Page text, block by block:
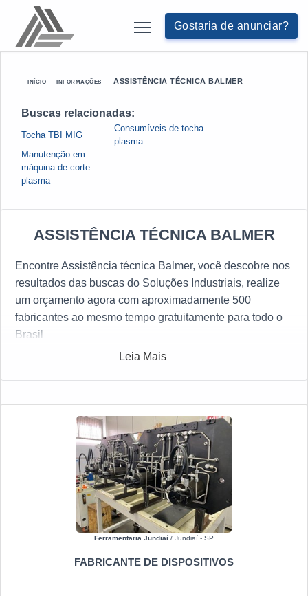
Gostaria de anunciar?
INÍCIO INFORMAÇÕES ASSISTÊNCIA TÉCNICA BALMER
Buscas relacionadas:
Tocha TBI MIG
Consumíveis de tocha
plasma
Manutenção em
máquina de corte
plasma
ASSISTÊNCIA TÉCNICA BALMER
Encontre Assistência técnica Balmer, você descobre nos
resultados das buscas do Soluções Industriais, realize
um orçamento agora com aproximadamente 500
fabricantes ao mesmo tempo gratuitamente para todo o
Brasil
Leia Mais
Ferramentaria Jundiaí / Jundiaí - SP
FABRICANTE DE DISPOSITIVOS